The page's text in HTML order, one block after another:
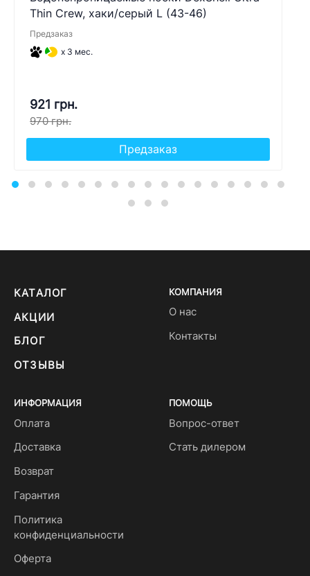
Thin Crew, хаки/серый L (43-46)
Предзаказ
x 3 мес.
921 грн.
970 грн.
Предзаказ
КАТАЛОГ
АКЦИИ
БЛОГ
ОТЗЫВЫ
КОМПАНИЯ
О нас
Контакты
ИНФОРМАЦИЯ
Оплата
Доставка
Возврат
Гарантия
Политика
конфиденциальности
Оферта
ПОМОЩЬ
Вопрос-ответ
Стать дилером